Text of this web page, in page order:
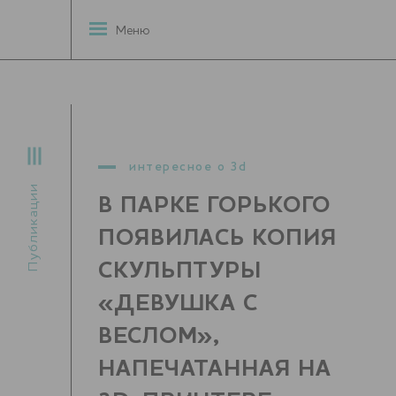
Публикации
Меню
интересное о 3d
В ПАРКЕ ГОРЬКОГО
ПОЯВИЛАСЬ КОПИЯ
СКУЛЬПТУРЫ
«ДЕВУШКА С
ВЕСЛОМ»,
НАПЕЧАТАННАЯ НА